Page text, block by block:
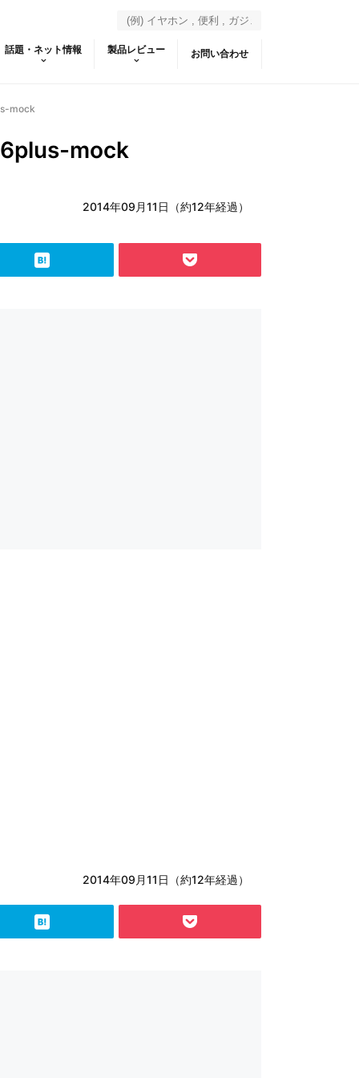
話題・ネット情報 製品レビュー お問い合わせ
mock
mock
2014年09月11日（約12年経過）
2014年09月11日（約12年経過）